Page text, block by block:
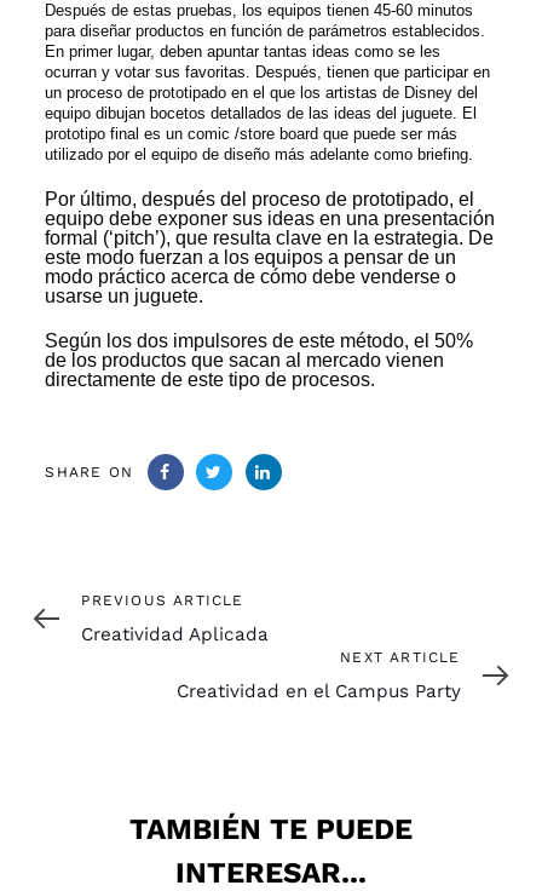
Después de estas pruebas, los equipos tienen 45-60 minutos
para diseñar productos en función de parámetros establecidos.
En primer lugar, deben apuntar tantas ideas como se les
ocurran y votar sus favoritas. Después, tienen que participar en
un proceso de prototipado en el que los artistas de Disney del
equipo dibujan bocetos detallados de las ideas del juguete. El
prototipo final es un comic /store board que puede ser más
utilizado por el equipo de diseño más adelante como briefing.
Por último, después del proceso de prototipado, el
equipo debe exponer sus ideas en una presentación
formal (‘pitch’), que resulta clave en la estrategia. De
este modo fuerzan a los equipos a pensar de un
modo práctico acerca de cómo debe venderse o
usarse un juguete.
Según los dos impulsores de este método, el 50%
de los productos que sacan al mercado vienen
directamente de este tipo de procesos.
SHARE ON
Previous
Article
PREVIOUS ARTICLE
Creatividad Aplicada
Article
NEXT ARTICLE
Creatividad en el Campus Party
TAMBIÉN TE PUEDE
INTERESAR...